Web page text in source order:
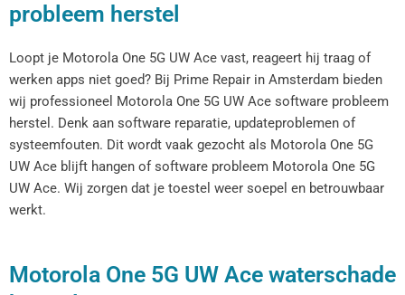
probleem herstel
Loopt je Motorola One 5G UW Ace vast, reageert hij traag of
werken apps niet goed? Bij Prime Repair in Amsterdam bieden
wij professioneel Motorola One 5G UW Ace software probleem
herstel. Denk aan software reparatie, updateproblemen of
systeemfouten. Dit wordt vaak gezocht als Motorola One 5G
UW Ace blijft hangen of software probleem Motorola One 5G
UW Ace. Wij zorgen dat je toestel weer soepel en betrouwbaar
werkt.
Motorola One 5G UW Ace waterschade